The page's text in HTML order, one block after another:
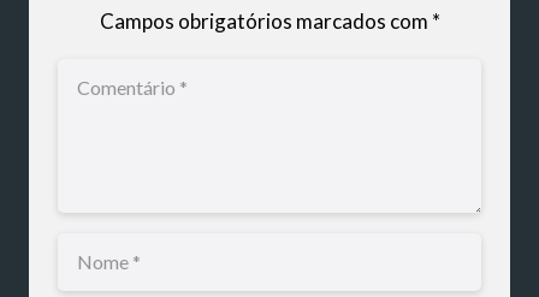
Campos obrigatórios marcados com *